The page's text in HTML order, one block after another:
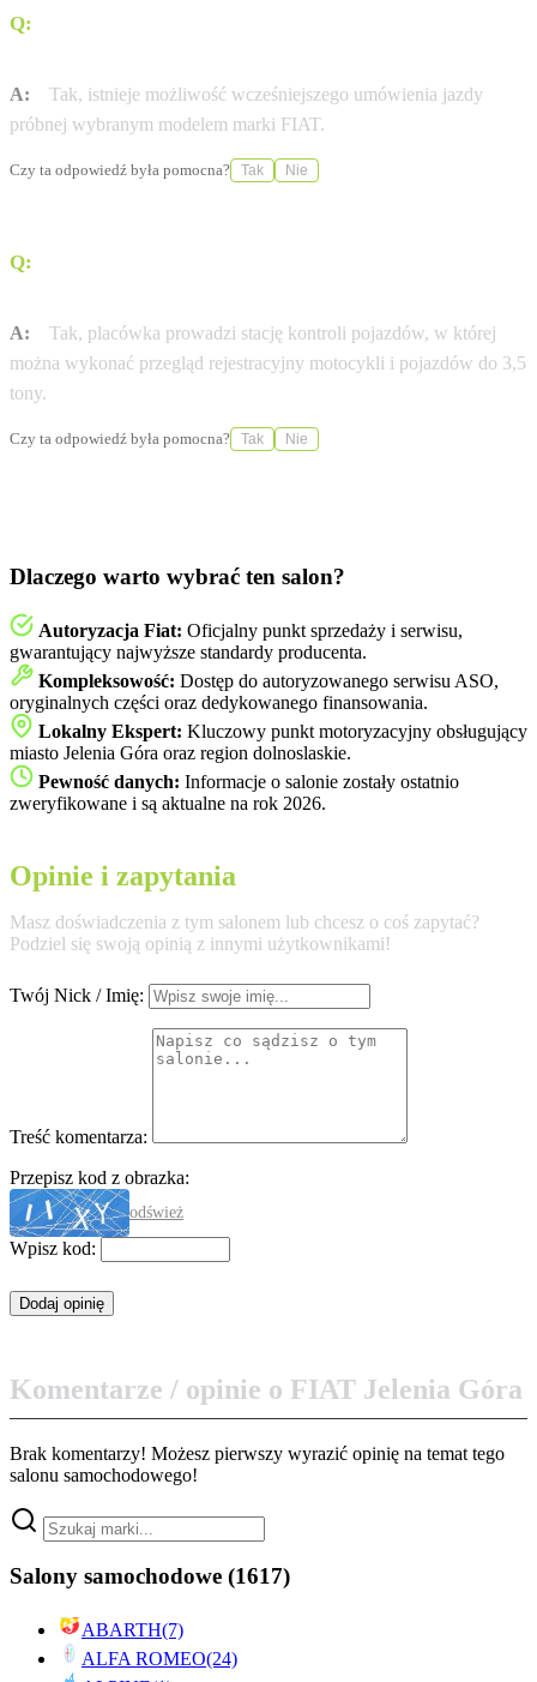
Q:
A:
Tak, istnieje możliwość wcześniejszego umówienia jazdy
próbnej wybranym modelem marki FIAT.
Czy ta odpowiedź była pomocna? Tak Nie
Q:
A:
Tak, placówka prowadzi stację kontroli pojazdów, w której
można wykonać przegląd rejestracyjny motocykli i pojazdów do 3,5
tony.
Czy ta odpowiedź była pomocna? Tak Nie
Dlaczego warto wybrać ten salon?
Autoryzacja Fiat: Oficjalny punkt sprzedaży i serwisu,
gwarantujący najwyższe standardy producenta.
Kompleksowość: Dostęp do autoryzowanego serwisu ASO,
oryginalnych części oraz dedykowanego finansowania.
Lokalny Ekspert: Kluczowy punkt motoryzacyjny obsługujący
miasto Jelenia Góra oraz region dolnoslaskie.
Pewność danych: Informacje o salonie zostały ostatnio
zweryfikowane i są aktualne na rok 2026.
Opinie i zapytania
Masz doświadczenia z tym salonem lub chcesz o coś zapytać?
Podziel się swoją opinią z innymi użytkownikami!
Twój Nick / Imię:
Treść komentarza:
Przepisz kod z obrazka:
odśwież
Wpisz kod:
Komentarze / opinie o FIAT Jelenia Góra
Brak komentarzy! Możesz pierwszy wyrazić opinię na temat tego
salonu samochodowego!
Salony samochodowe (1617)
ABARTH(7)
ALFA ROMEO(24)